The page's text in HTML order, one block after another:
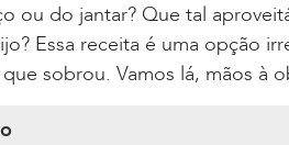
ou do jantar? Que tal
Essa receita é uma opção
sobrou. Vamos lá, mãos à